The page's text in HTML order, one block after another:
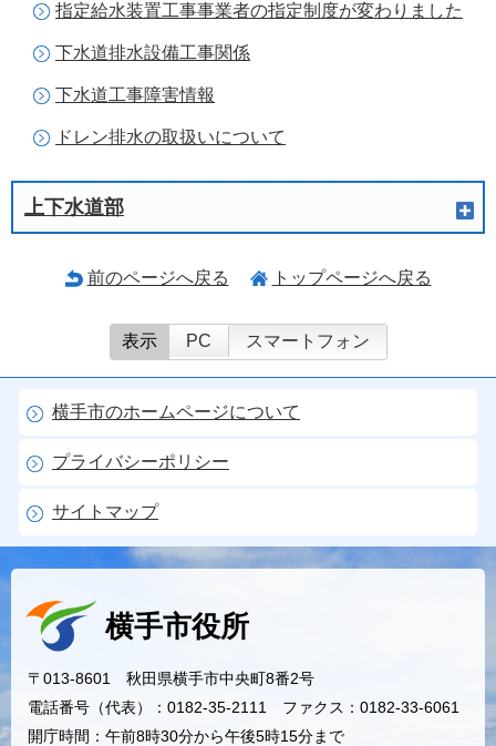
指定給水装置工事事業者の指定制度が変わりました
下水道排水設備工事関係
下水道工事障害情報
ドレン排水の取扱いについて
上下水道部
前のページへ戻る トップページへ戻る
表示 PC スマートフォン
横手市のホームページについて
プライバシーポリシー
サイトマップ
横手市役所
〒013-8601 秋田県横手市中央町8番2号
電話番号（代表）：0182-35-2111 ファクス：0182-33-6061
開庁時間：午前8時30分から午後5時15分まで